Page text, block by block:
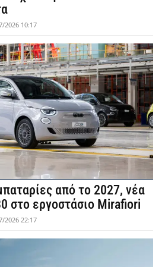
2026 10:17
από το 2027, νέα
στο εργοστάσιο Mirafiori
2026 22:17